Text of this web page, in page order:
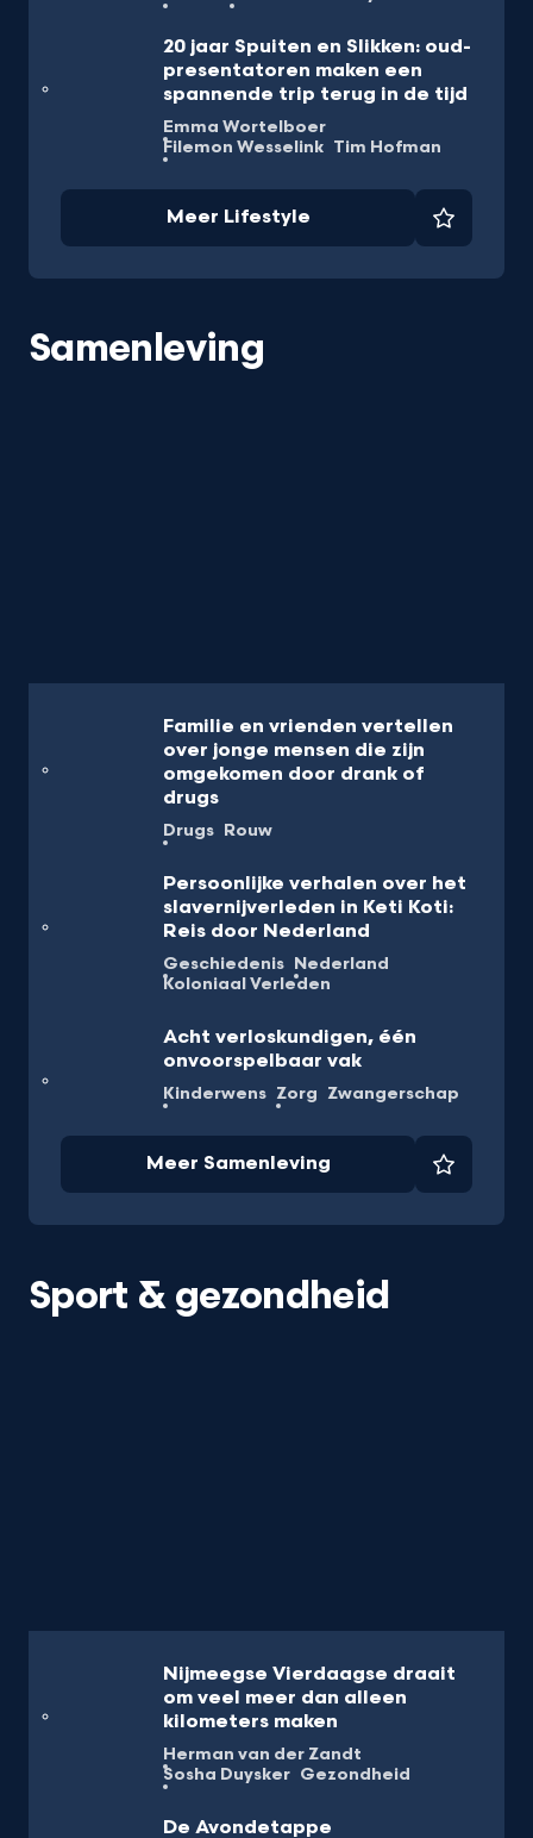
20 jaar Spuiten en Slikken: oud-
presentatoren maken een
spannende trip terug in de tijd
Emma Wortelboer
Filemon Wesselink Tim Hofman
Meer Lifestyle Favoriet
Samenleving
Familie en vrienden vertellen
over jonge mensen die zijn
omgekomen door drank of
drugs
Drugs Rouw
Persoonlijke verhalen over het
slavernijverleden in Keti Koti:
Reis door Nederland
Geschiedenis Nederland
Koloniaal Verleden
Acht verloskundigen, één
onvoorspelbaar vak
Kinderwens Zorg Zwangerschap
Meer Samenleving Favoriet
Sport & gezondheid
Nijmeegse Vierdaagse draait
om veel meer dan alleen
kilometers maken
Herman van der Zandt
Sosha Duysker Gezondheid
De Avondetappe